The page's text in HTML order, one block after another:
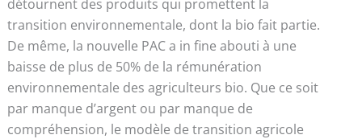
détournent des produits qui promettent la
transition environnementale, dont la bio fait partie.
De même, la nouvelle PAC a in fine abouti à une
baisse de plus de 50% de la rémunération
environnementale des agriculteurs bio. Que ce soit
par manque d’argent ou par manque de
compréhension, le modèle de transition agricole